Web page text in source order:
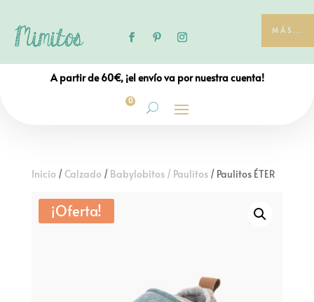
MÁS...
A partir de 60€, ¡el envío va por nuestra cuenta!
0
Inicio /Calzado / Babylobitos / Paulitos/ Paulitos ÉTER
¡Oferta!